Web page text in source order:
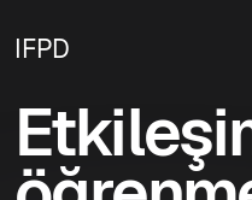
IFPD